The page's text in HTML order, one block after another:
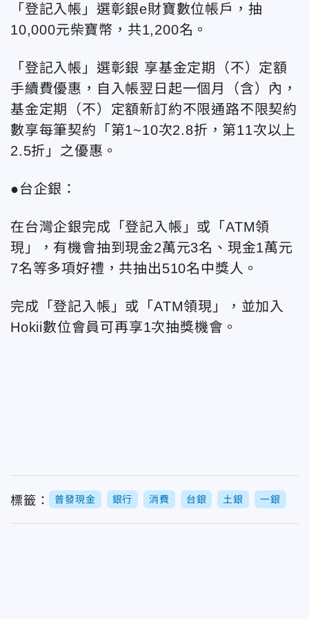
「登記入帳」選彰銀e財寶數位帳戶，抽
10,000元柴寶幣，共1,200名。
「登記入帳」選彰銀 享基金定期（不）定額
手續費優惠，自入帳翌日起一個月（含）內，
基金定期（不）定額新訂約不限通路不限契約
數享每筆契約「第1~10次2.8折，第11次以上
2.5折」之優惠。
●台企銀：
在台灣企銀完成「登記入帳」或「ATM領
現」，有機會抽到現金2萬元3名、現金1萬元
7名等多項好禮，共抽出510名中獎人。
完成「登記入帳」或「ATM領現」，並加入
Hokii數位會員可再享1次抽獎機會。
標籤： 普發現金 銀行 消費 台銀 土銀 一銀